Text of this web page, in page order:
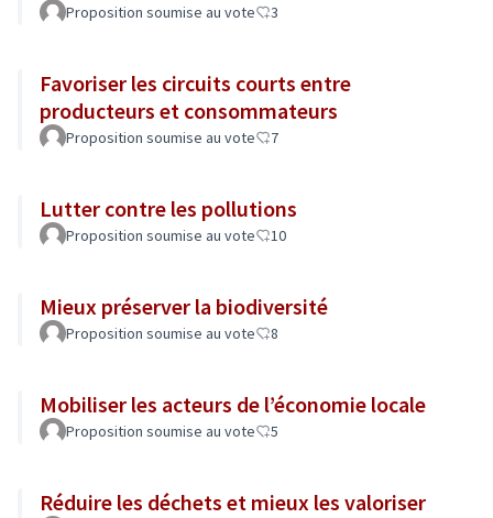
Proposition soumise au vote 3
Favoriser les circuits courts entre
producteurs et consommateurs
Proposition soumise au vote 7
Lutter contre les pollutions
Proposition soumise au vote 10
Mieux préserver la biodiversité
Proposition soumise au vote 8
Mobiliser les acteurs de l’économie locale
Proposition soumise au vote 5
Réduire les déchets et mieux les valoriser